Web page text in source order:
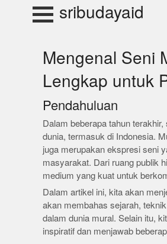
sribudayaid
Mengenal Seni
Lengkap untuk
Pendahuluan
Dalam beberapa tahun
dunia, termasuk di Indonesia.
juga merupakan ekspresi seni
masyarakat. Dari ruang publik
medium yang kuat untuk
Dalam artikel ini, kita akan
akan membahas sejarah,
dalam dunia mural. Selain itu,
inspiratif dan menjawab